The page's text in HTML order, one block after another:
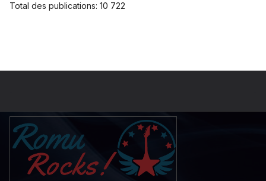
Total des publications: 10 722